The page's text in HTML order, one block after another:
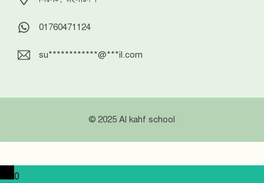
01760471124
su************@***il.com
© 2025 Al kahf school
0